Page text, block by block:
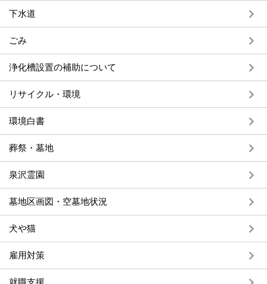
下水道
ごみ
浄化槽設置の補助について
リサイクル・環境
環境白書
葬祭・墓地
泉沢霊園
墓地区画図・空墓地状況
犬や猫
雇用対策
就職支援